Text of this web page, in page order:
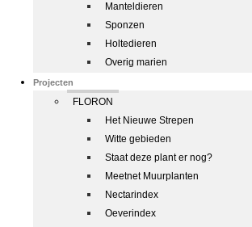
Manteldieren
Sponzen
Holtedieren
Overig marien
Projecten
FLORON
Het Nieuwe Strepen
Witte gebieden
Staat deze plant er nog?
Meetnet Muurplanten
Nectarindex
Oeverindex